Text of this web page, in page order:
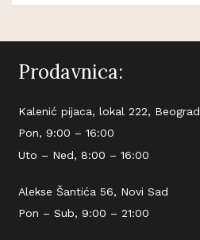
Prodavnica:
Kalenić pijaca, lokal 222, Beograd
Pon, 9:00 – 16:00
Uto – Ned, 8:00 – 16:00
Alekse Šantića 56, Novi Sad
Pon – Sub, 9:00 – 21:00